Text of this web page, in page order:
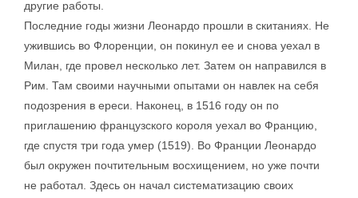
другие работы.
Последние годы жизни Леонардо прошли в скитаниях. Не
ужившись во Флоренции, он покинул ее и снова уехал в
Милан, где провел несколько лет. Затем он направился в
Рим. Там своими научными опытами он навлек на себя
подозрения в ереси. Наконец, в 1516 году он по
приглашению французского короля уехал во Францию,
где спустя три года умер (1519). Во Франции Леонардо
был окружен почтительным восхищением, но уже почти
не работал. Здесь он начал систематизацию своих